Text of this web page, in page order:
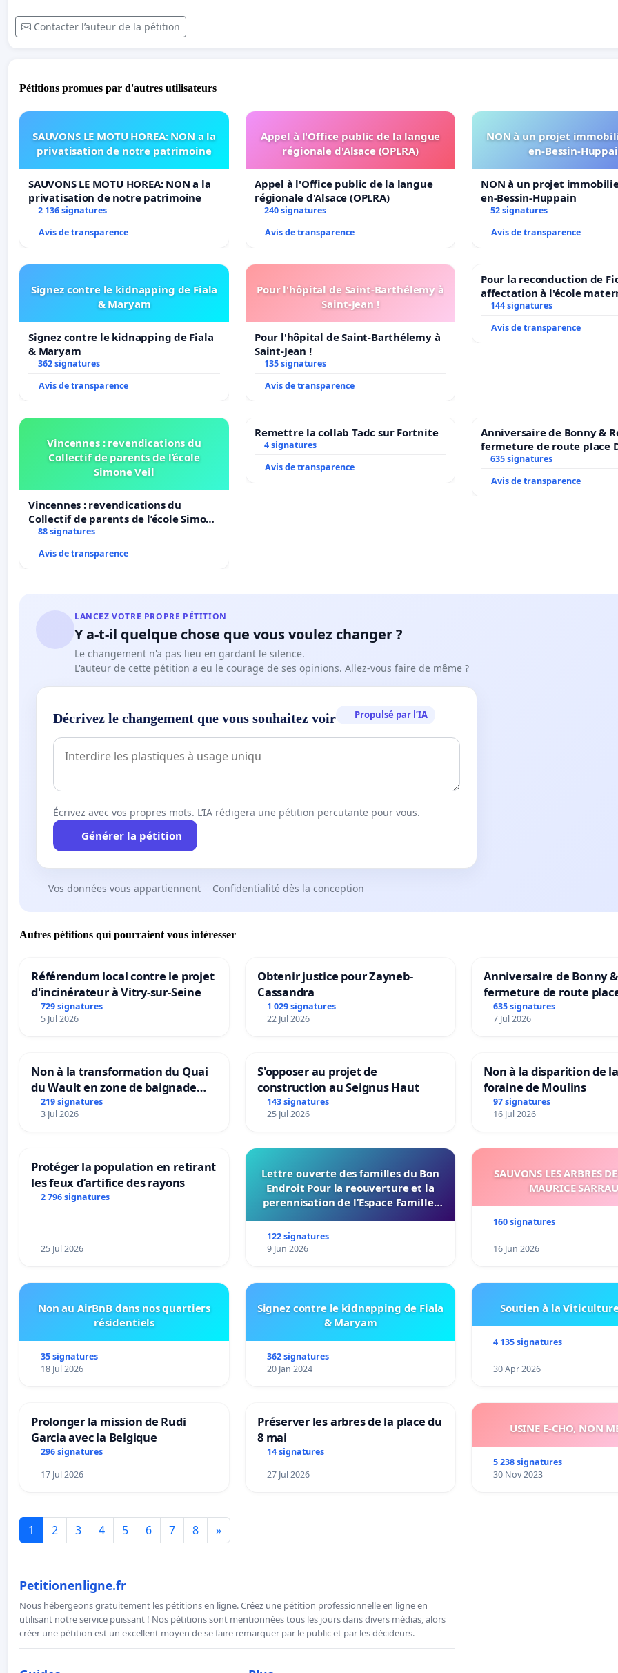
Contacter l’auteur de la pétition
Pétitions promues par d'autres utilisateurs
SAUVONS LE MOTU HOREA: NON a la
privatisation de notre patrimoine
SAUVONS LE MOTU HOREA: NON a la
privatisation de notre patrimoine
2 136 signatures
Avis de transparence
Appel à l'Office public de la langue
régionale d'Alsace (OPLRA)
Appel à l'Office public de la langue
régionale d'Alsace (OPLRA)
240 signatures
Avis de transparence
NON à un projet
en-Bessin-
NON à un projet
en-Bessin-Huppain
52 signatures
Avis de transparence
Signez contre le kidnapping de Fiala
& Maryam
Signez contre le kidnapping de Fiala
& Maryam
362 signatures
Avis de transparence
Pour l'hôpital de Saint-Barthélemy à
Saint-Jean !
Pour l'hôpital de Saint-Barthélemy à
Saint-Jean !
135 signatures
Avis de transparence
Pour la reconduction de
affectation à l'école
LAMARTINE auprès de Léo
144 signatures
Avis de transparence
Vincennes : revendications du
Collectif de parents de l’école
Simone Veil
Vincennes : revendications du
Collectif de parents de l’école Simone
Veil
88 signatures
Avis de transparence
Remettre la collab Tadc sur Fortnite
4 signatures
Avis de transparence
Anniversaire de Bonny &
fermeture de route place
635 signatures
Avis de transparence
LANCEZ VOTRE PROPRE PÉTITION
Y a-t-il quelque chose que vous voulez changer ?
Le changement n'a pas lieu en gardant le silence.
L'auteur de cette pétition a eu le courage de ses opinions. Allez-vous faire de même ?
Décrivez le changement que vous souhaitez voir Propulsé par l’IA
Écrivez avec vos propres mots. L’IA rédigera une pétition percutante pour vous.
Générer la pétition
Vos données vous appartiennent Confidentialité dès la conception
Autres pétitions qui pourraient vous intéresser
Référendum local contre le projet
d'incinérateur à Vitry-sur-Seine
729 signatures
5 Jul 2026
Obtenir justice pour Zayneb-
Cassandra
1 029 signatures
22 Jul 2026
Anniversaire de Bonny
fermeture de route
Maya M
635 signatures
7 Jul 2026
Non à la transformation du Quai
du Wault en zone de baignade
urbaine
219 signatures
3 Jul 2026
S'opposer au projet de
construction au Seignus Haut
143 signatures
25 Jul 2026
Non à la disparition de
foraine de Moulins
97 signatures
16 Jul 2026
Protéger la population en retirant
les feux d’artifice des rayons
2 796 signatures
25 Jul 2026
Lettre ouverte des familles du Bon
Endroit Pour la reouverture et la
perennisation de l’Espace Familles
122 signatures
9 Jun 2026
SAUVONS LES ARBRES
MAURICE
160 signatures
16 Jun 2026
Non au AirBnB dans nos quartiers
résidentiels
35 signatures
18 Jul 2026
Signez contre le kidnapping de Fiala
& Maryam
362 signatures
20 Jan 2024
Soutien à la
4 135 signatures
30 Apr 2026
Prolonger la mission de Rudi
Garcia avec la Belgique
296 signatures
17 Jul 2026
Préserver les arbres de la place du
8 mai
14 signatures
27 Jul 2026
USINE E-CHO, NON
5 238 signatures
30 Nov 2023
1 2 3 4 5 6 7 8 »
Petitionenligne.fr
Nous hébergeons gratuitement les pétitions en ligne. Créez une pétition professionnelle en ligne en
utilisant notre service puissant ! Nos pétitions sont mentionnées tous les jours dans divers médias, alors
créer une pétition est un excellent moyen de se faire remarquer par le public et par les décideurs.